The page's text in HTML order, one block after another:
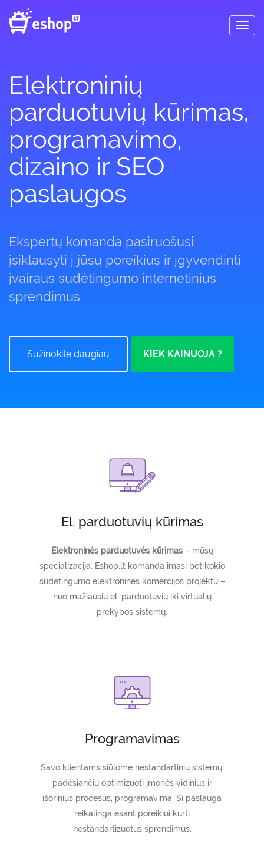
Elektroninių
parduotuvių kūrimas,
programavimo,
dizaino ir SEO
paslaugos
Ekspertų komanda pasiruošusi
įsiklausyti į jūsų poreikius ir įgyvendinti
įvairaus sudėtingumo internetinius
sprendimus
Sužinokite daugiau KIEK KAINUOJA ?
El. parduotuvių kūrimas
Elektroninės parduotuvės kūrimas– mūsų
specializacija. Eshop.lt komanda imasi bet kokio
sudėtingumo elektroninės komercijos projektų –
nuo mažiausių el. parduotuvių iki virtualių
prekybos sistemų.
Programavimas
Savo klientams siūlome nestandartinių sistemų,
padėsiančių optimizuoti įmonės vidinius ir
išorinius procesus, programavimą. Ši paslauga
reikalinga esant poreikiui kurti
nestandartizuotus sprendimus.